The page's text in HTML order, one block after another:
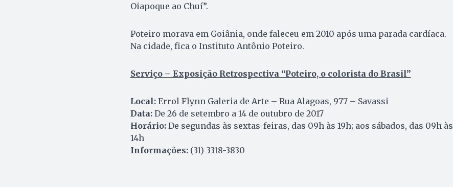
Oiapoque ao Chuí”.
Poteiro morava em Goiânia, onde faleceu em 2010 após uma parada cardíaca.
Na cidade, fica o Instituto Antônio Poteiro.
Serviço – Exposição Retrospectiva “Poteiro, o colorista do Brasil”
Local: Errol Flynn Galeria de Arte – Rua Alagoas, 977 – Savassi
Data:De 26 de setembro a 14 de outubro de 2017
Horário:De segundas às sextas-feiras, das 09h às 19h; aos sábados, das 09h às
14h
Informações:(31) 3318-3830